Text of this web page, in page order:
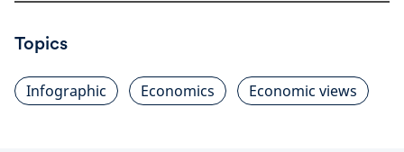
Topics
Infographic Economics Economic views